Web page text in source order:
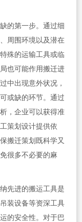
的第一步。通过细
周围环境以及潜在
殊的运输工具或临
也可能作用搬迁进
中出现意外状况，
或缺的环节。通过
，企业可以获得准
策划设计提供依
搬迁策划既科学又
很多不必要的麻
先进的搬运工具是
装设备等资深工具
的安全性。对于巴